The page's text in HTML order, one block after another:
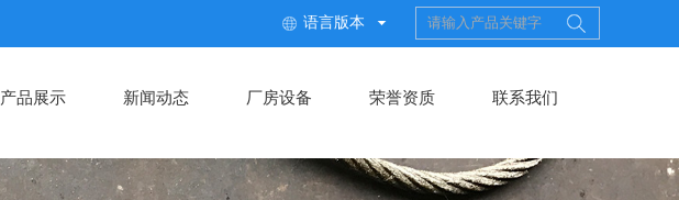
语言版本 
产品展示 新闻动态 厂房设备 荣誉资质 联系我们